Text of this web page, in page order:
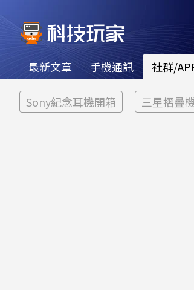
最新文章 手機通訊 社群/
Sony紀念耳機開箱 三星摺疊